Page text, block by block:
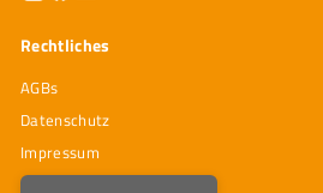
Rechtliches
AGBs
Datenschutz
Impressum